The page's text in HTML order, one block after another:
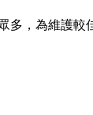
多，為維護